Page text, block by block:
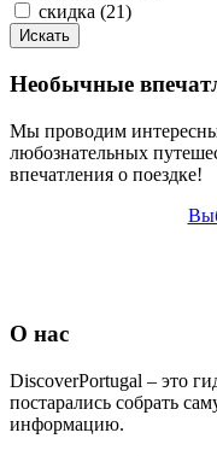
скидка (21)
Необычные
Мы проводим
любознательных
впечатления о поездке!
О нас
DiscoverPortugal – это
постарались собрать
информацию.